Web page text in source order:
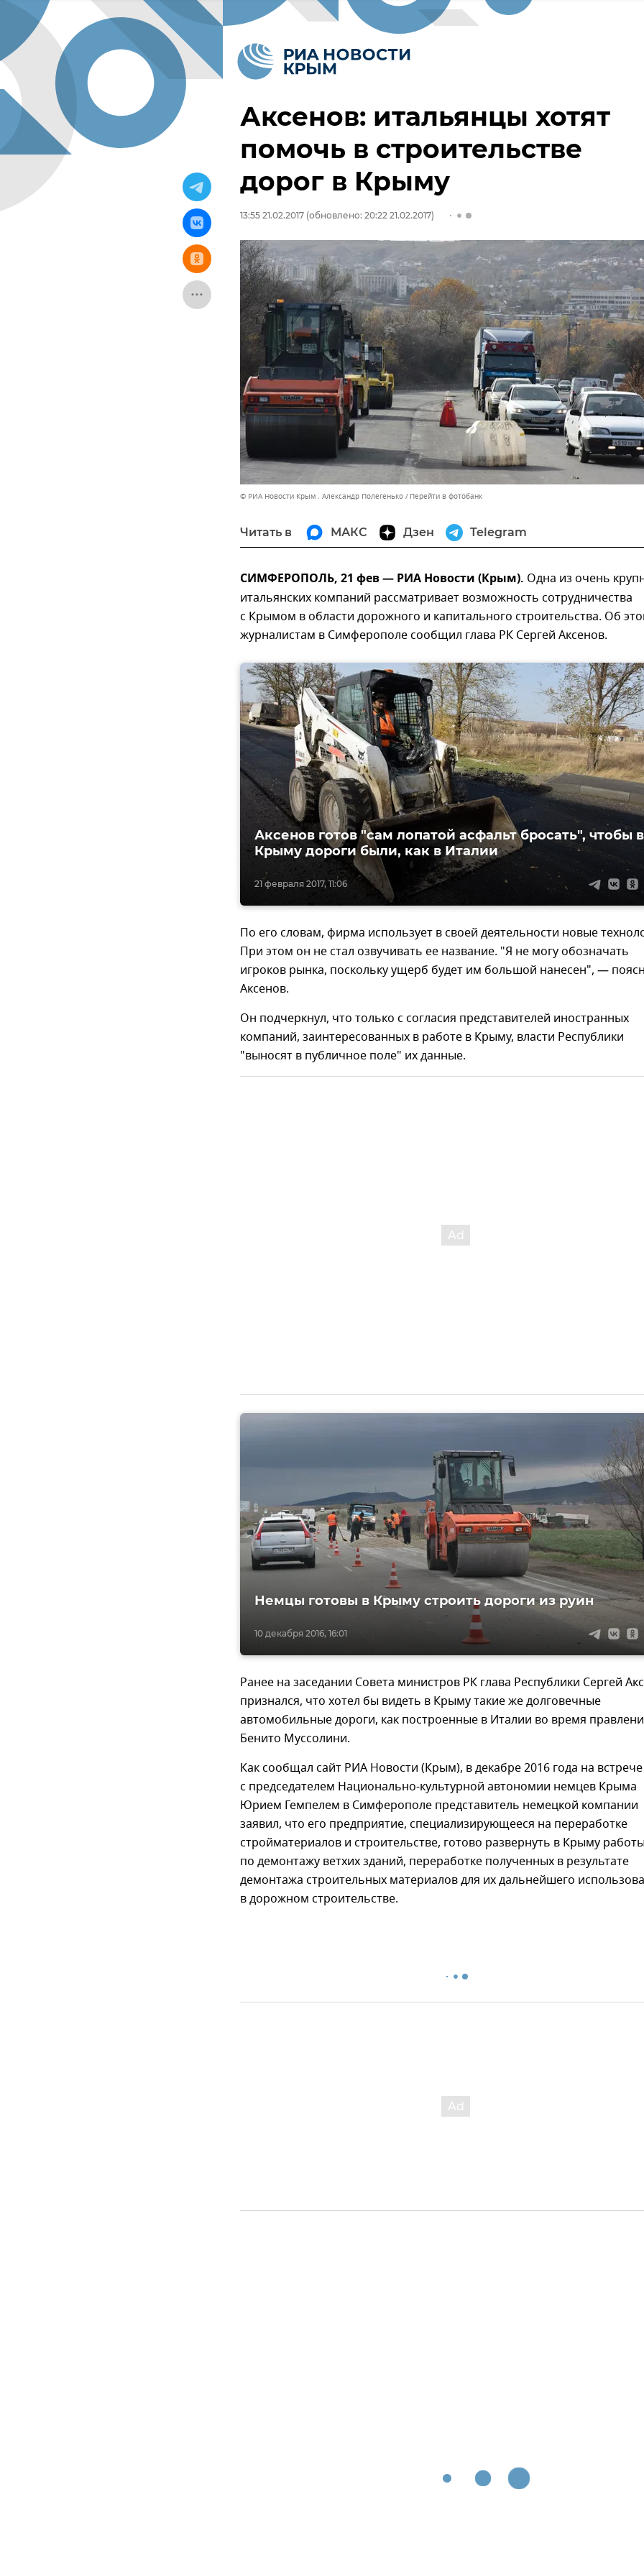
Аксенов: итальянцы хотят
помочь в строительстве
дорог в Крыму
13:55 21.02.2017 (обновлено: 20:22 21.02.2017)
© РИА Новости Крым . Александр Полегенько Перейти в фотобанк
Читать в МАКС Дзен Telegram
СИМФЕРОПОЛЬ, 21 фев — РИА Новости (Крым). Одна из очень
итальянских компаний рассматривает возможность сотрудничества
с Крымом в области дорожного и капитального строительства. Об
журналистам в Симферополе сообщил глава РК Сергей Аксенов.
21 февраля 2017, 11:06
Аксенов готов "сам лопатой асфальт бросать", чтобы в
Крыму дороги были, как в Италии
По его словам, фирма использует в своей деятельности новые
При этом он не стал озвучивать ее название. "Я не могу обозначать
игроков рынка, поскольку ущерб будет им большой нанесен", —
Аксенов.
Он подчеркнул, что только с согласия представителей иностранных
компаний, заинтересованных в работе в Крыму, власти Республики
"выносят в публичное поле" их данные.
10 декабря 2016, 16:01
Немцы готовы в Крыму строить дороги из руин
Ранее на заседании Совета министров РК глава Республики Сергей
признался, что хотел бы видеть в Крыму такие же долговечные
автомобильные дороги, как построенные в Италии во время
Бенито Муссолини.
Как сообщал сайт РИА Новости (Крым), в декабре 2016 года на встрече
с председателем Национально-культурной автономии немцев Крыма
Юрием Гемпелем в Симферополе представитель немецкой компании
заявил, что его предприятие, специализирующееся на переработке
стройматериалов и строительстве, готово развернуть в Крыму
по демонтажу ветхих зданий, переработке полученных в результате
демонтажа строительных материалов для их дальнейшего
в дорожном строительстве.